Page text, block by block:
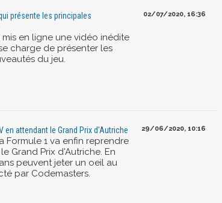
présente les principales
en ligne une vidéo inédite
charge de présenter les
du jeu.
02/07/2020, 16:36
en attendant le Grand Prix d'Autriche
Formule 1 va enfin reprendre
Grand Prix d'Autriche. En
peuvent jeter un oeil au
par Codemasters.
29/06/2020, 10:16